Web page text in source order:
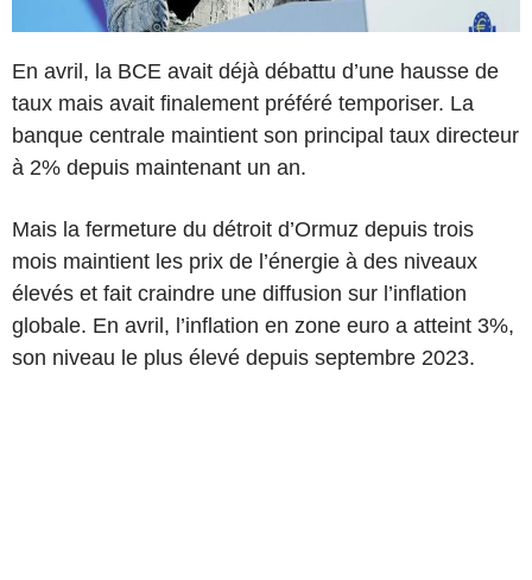
En avril, la BCE avait déjà débattu d’une hausse de
taux mais avait finalement préféré temporiser. La
banque centrale maintient son principal taux directeur
à 2% depuis maintenant un an.
Mais la fermeture du détroit d’Ormuz depuis trois
mois maintient les prix de l’énergie à des niveaux
élevés et fait craindre une diffusion sur l’inflation
globale. En avril, l’inflation en zone euro a atteint 3%,
son niveau le plus élevé depuis septembre 2023.